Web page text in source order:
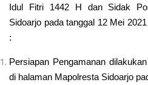
Idul Fitri 1442 H dan Sidak
Sidoarjo pada tanggal 12 Mei
:
Persiapan Pengamanan
di halaman Mapolresta Sidoarjo